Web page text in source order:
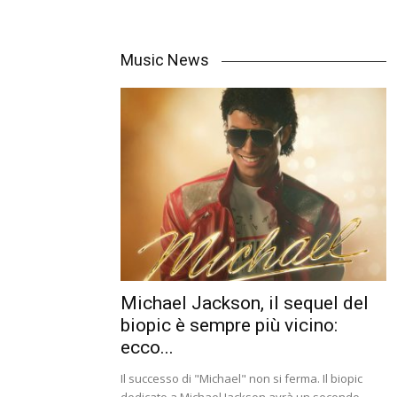
Music News
Michael Jackson, il sequel del
biopic è sempre più vicino:
ecco...
Il successo di "Michael" non si ferma. Il biopic